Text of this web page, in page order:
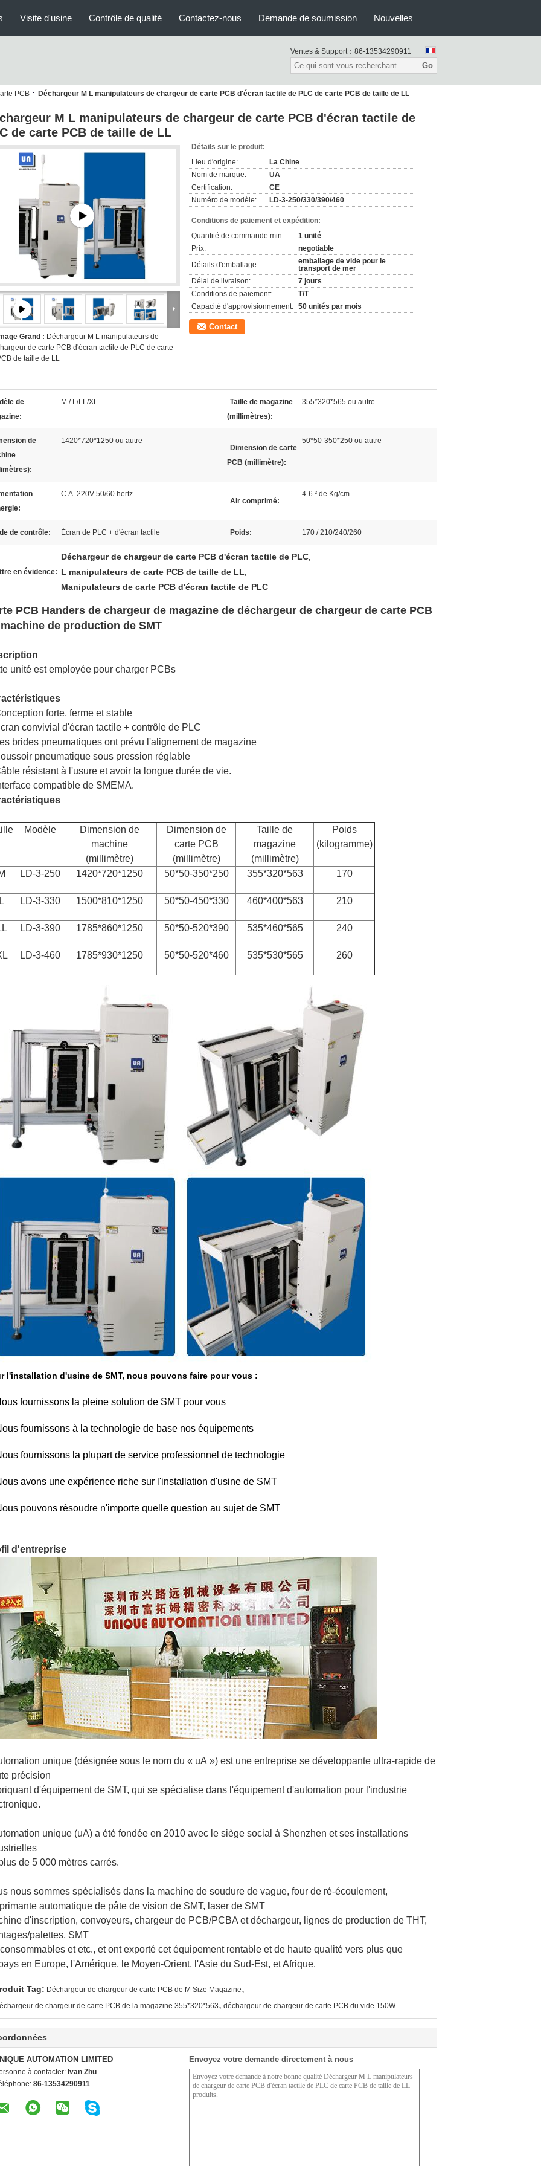
Visite d'usine Contrôle de qualité Contactez-nous Demande de soumission Nouvelles
Ventes & Support： 86-13534290911
Go
PCB Déchargeur M L manipulateurs de chargeur de carte PCB d'écran tactile de PLC de carte PCB de taille de LL
M L manipulateurs de chargeur de carte PCB d'écran tactile de
de carte PCB de taille de LL
Grand : Déchargeur M L manipulateurs de
de carte PCB d'écran tactile de PLC de carte
de taille de LL
Détails sur le produit:
Lieu d'origine:
La Chine
Nom de marque:
UA
Certification:
CE
Numéro de modèle:
LD-3-250/330/390/460
Conditions de paiement et expédition:
Quantité de commande min:
1 unité
Prix:
negotiable
Détails d'emballage:
emballage de vide pour le
transport de mer
Délai de livraison:
7 jours
Conditions de paiement:
T/T
Capacité d'approvisionnement: 50 unités par mois
Contact
de
M / L/LL/XL
Taille de magazine
(millimètres):
355*320*565 ou autre
de
1420*720*1250 ou autre
Dimension de carte
PCB (millimètre):
50*50-350*250 ou autre
C.A. 220V 50/60 hertz
Air comprimé:
4-6 ² de Kg/cm
de contrôle: Écran de PLC + d'écran tactile Poids: 170 / 210/240/260
en évidence:
Déchargeur de chargeur de carte PCB d'écran tactile de PLC,
L manipulateurs de carte PCB de taille de LL,
Manipulateurs de carte PCB d'écran tactile de PLC
PCB Handers de chargeur de magazine de déchargeur de chargeur de carte PCB
de production de SMT
unité est employée pour charger PCBs
forte, ferme et stable
convivial d'écran tactile + contrôle de PLC
brides pneumatiques ont prévu l'alignement de magazine
pneumatique sous pression réglable
résistant à l'usure et avoir la longue durée de vie.
compatible de SMEMA.
Modèle
Dimension de
machine
(millimètre)
Dimension de
carte PCB
(millimètre)
Taille de
magazine
(millimètre)
Poids
(kilogramme)
LD-3-250 1420*720*1250 50*50-350*250 355*320*563 170
LD-3-330 1500*810*1250 50*50-450*330 460*400*563 210
LD-3-390 1785*860*1250 50*50-520*390 535*460*565 240
LD-3-460 1785*930*1250 50*50-520*460 535*530*565 260
l'installation d'usine de SMT, nous pouvons faire pour vous :
fournissons la pleine solution de SMT pour vous
fournissons à la technologie de base nos équipements
fournissons la plupart de service professionnel de technologie
avons une expérience riche sur l'installation d'usine de SMT
pouvons résoudre n'importe quelle question au sujet de SMT
d'entreprise
unique (désignée sous le nom du « uA ») est une entreprise se développante ultra-rapide de
précision
d'équipement de SMT, qui se spécialise dans l'équipement d'automation pour l'industrie
unique (uA) a été fondée en 2010 avec le siège social à Shenzhen et ses installations
de 5 000 mètres carrés.
nous sommes spécialisés dans la machine de soudure de vague, four de ré-écoulement,
automatique de pâte de vision de SMT, laser de SMT
d'inscription, convoyeurs, chargeur de PCB/PCBA et déchargeur, lignes de production de THT,
palettes, SMT
et etc., et ont exporté cet équipement rentable et de haute qualité vers plus que
en Europe, l'Amérique, le Moyen-Orient, l'Asie du Sud-Est, et Afrique.
Tag: Déchargeur de chargeur de carte PCB de M Size Magazine,
de chargeur de carte PCB de la magazine 355*320*563, déchargeur de chargeur de carte PCB du vide 150W
AUTOMATION LIMITED
à contacter: Ivan Zhu
86-13534290911
Envoyez votre demande directement à nous